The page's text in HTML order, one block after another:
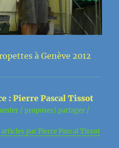
à Genève 2012
: Pierre Pascal Tissot
/ proposer/ partager /
par Pierre Pascal Tissot